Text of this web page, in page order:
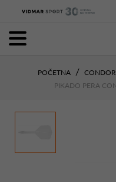
POČETNA CONDOR
PIKADO PERA